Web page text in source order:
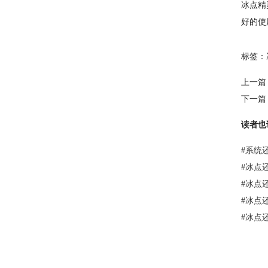
冰点
好的
标签：
上一篇
下一篇
读者
#系统
#冰点
#冰点
#冰点
#冰点